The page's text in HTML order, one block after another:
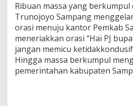
Ribuan massa yang berkumpul
Trunojoyo Sampang
orasi menuju kantor Pemkab
meneriakkan orasi “Hai PJ
jangan memicu
Hingga massa berkumpul
pemerintahan kabupaten